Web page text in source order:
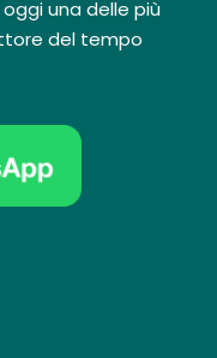
oggi una delle più
del tempo